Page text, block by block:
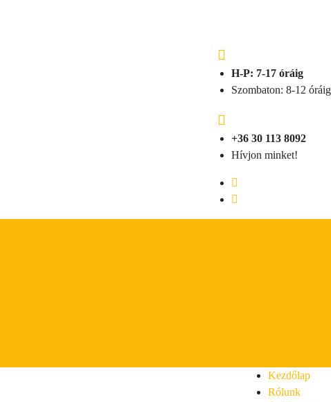
H-P: 7-17 óráig
Szombaton: 8-12 óráig
+36 30 113 8092
Hívjon minket!
Kezdőlap
Rólunk